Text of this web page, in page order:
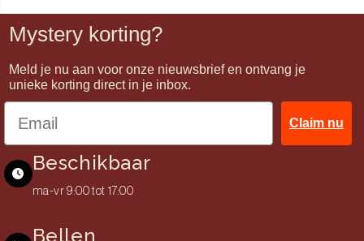
Mystery korting?
Meld je nu aan voor onze nieuwsbrief en ontvang je
unieke korting direct in je inbox.
Claim nu
Beschikbaar
ma-vr 9:00 tot 17:00
Bellen